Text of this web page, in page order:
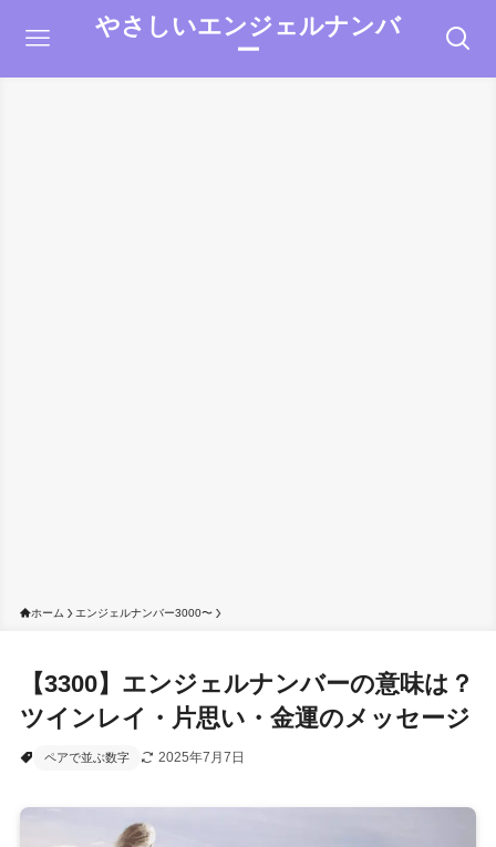
やさしいエンジェルナンバ
ー
ホーム エンジェルナンバー3000〜
【3300】エンジェルナンバーの意味は？
ツインレイ・片思い・金運のメッセージ
ペアで並ぶ数字 2025年7月7日